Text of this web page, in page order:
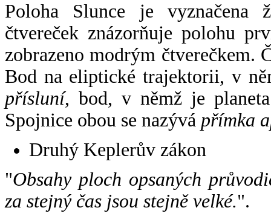
Poloha Slunce je vyznačena
čtvereček znázorňuje polohu
zobrazeno modrým čtverečkem.
Bod na eliptické trajektorii, v
přísluní, bod, v němž je
Spojnice obou se nazývá přímka
Druhý Keplerův zákon
"Obsahy ploch opsaných
za stejný čas jsou stejně velké.".